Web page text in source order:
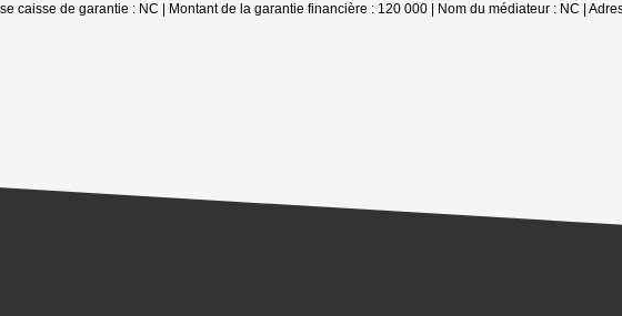
caisse de garantie : NC | Montant de la garantie financière : 120 000 | Nom du médiateur : NC |